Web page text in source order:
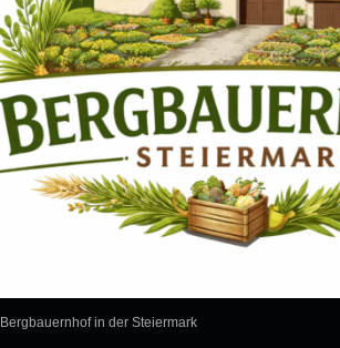
Bergbauernhof in der Steiermark